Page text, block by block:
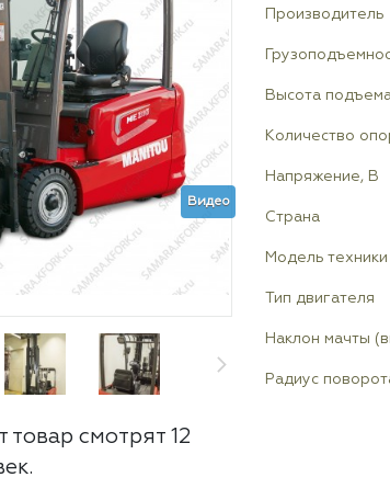
Видео
товар смотрят 12
Производитель
Высота
Количество
Напряжение, В
Страна
Модель техники
Тип двигателя
Наклон мачты
Радиус